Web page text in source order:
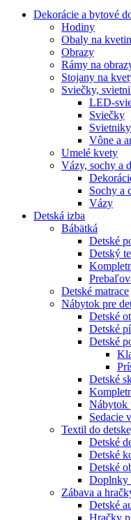
Dekorácie a bytové
Hodiny
Obaly na
Obrazy
Rámy na
Stojany na
Sviečky,
LED-
Sviečky
Vône a
Umelé kvety
Vázy, sochy a
Sochy a
Vázy
Detská izba
Bábätká
Detské
Detský
Detské matrace
Nábytok pre
Detské
Detské
Detské
Detské
Nábytok
Sedacie
Textil do
Detské
Detské
Detské
Doplnky
Zábava a
Detské
Hračky